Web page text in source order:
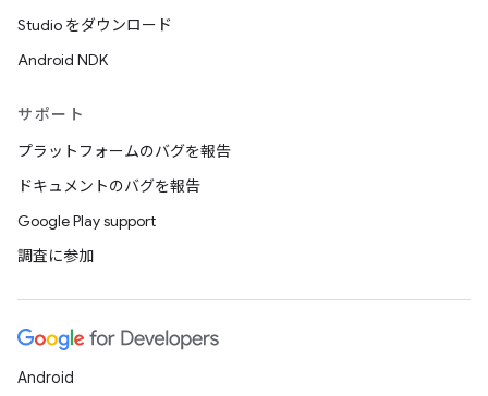
Studio をダウンロード
Android NDK
サポート
プラットフォームのバグを報告
ドキュメントのバグを報告
Google Play support
調査に参加
Android